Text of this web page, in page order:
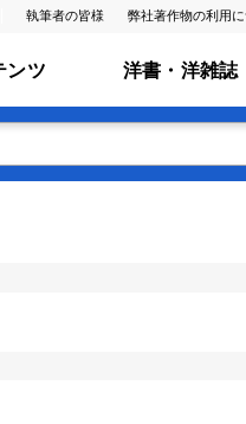
執筆者の皆様 弊社著作物の利用
ンツ 洋書・洋雑誌